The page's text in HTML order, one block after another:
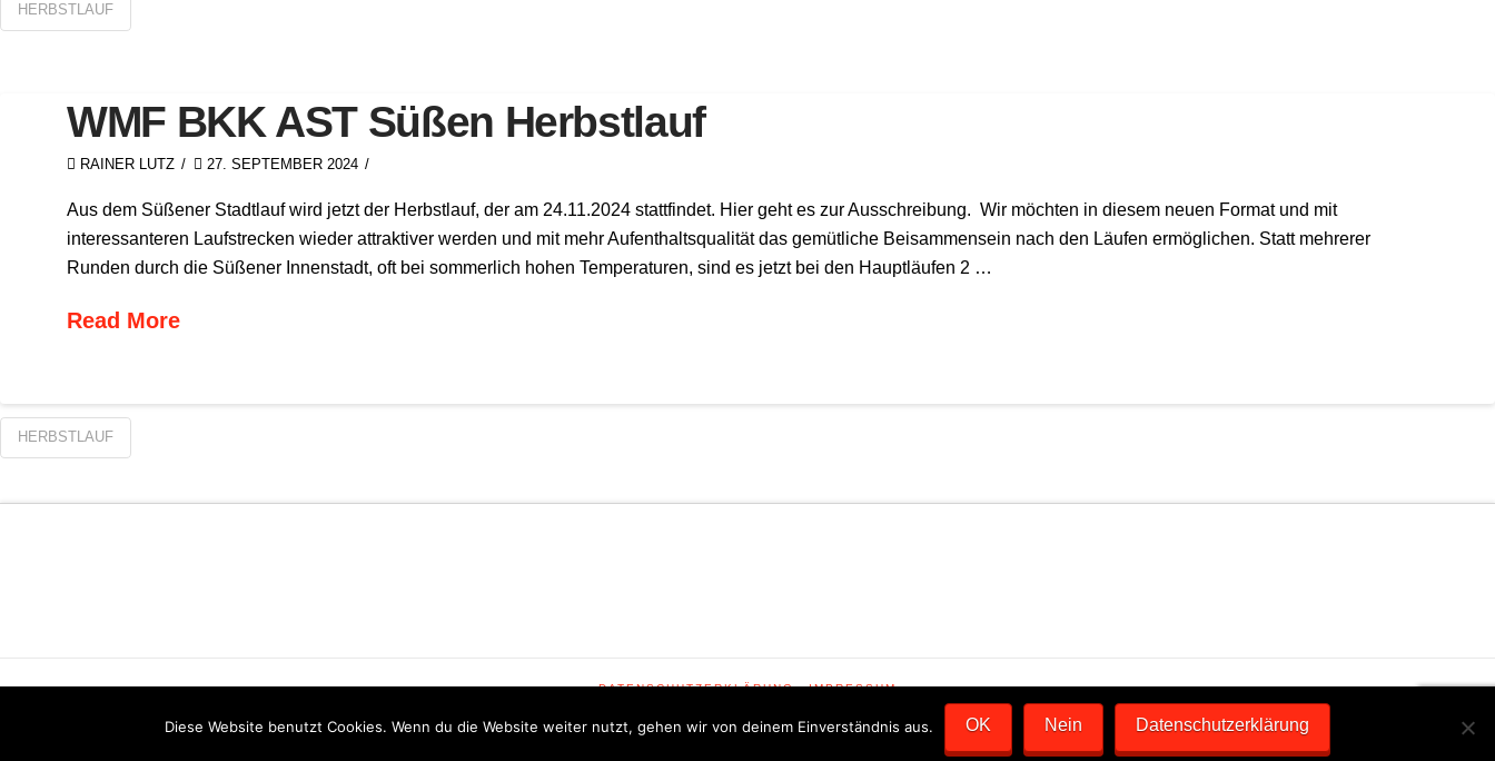
HERBSTLAUF
WMF BKK AST Süßen Herbstlauf
RAINER LUTZ 27. SEPTEMBER 2024
Aus dem Süßener Stadtlauf wird jetzt der Herbstlauf, der am 24.11.2024 stattfindet. Hier geht es zur Ausschreibung. Wir möchten in diesem neuen Format und mit
interessanteren Laufstrecken wieder attraktiver werden und mit mehr Aufenthaltsqualität das gemütliche Beisammensein nach den Läufen ermöglichen. Statt mehrerer
Runden durch die Süßener Innenstadt, oft bei sommerlich hohen Temperaturen, sind es jetzt bei den Hauptläufen 2 …
Read More
HERBSTLAUF
DATENSCHUTZERKLÄRUNG IMPRESSUM
SCHOTKA WEBDESIGN
Diese Website benutzt Cookies. Wenn du die Website weiter nutzt, gehen wir von deinem Einverständnis aus. OK Nein Datenschutzerklärung